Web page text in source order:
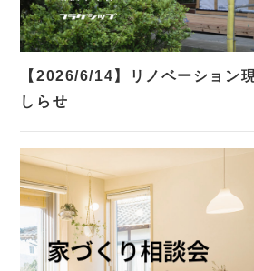
【2026/6/14】リノベーション
しらせ